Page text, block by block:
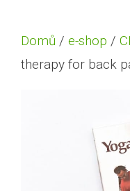
Domů / e-shop /
therapy for back